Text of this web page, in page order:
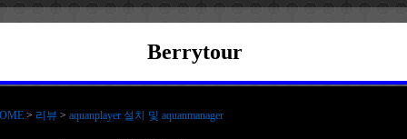
Berrytour
> 리뷰 > aquanplayer 설치 및 aquanmanager